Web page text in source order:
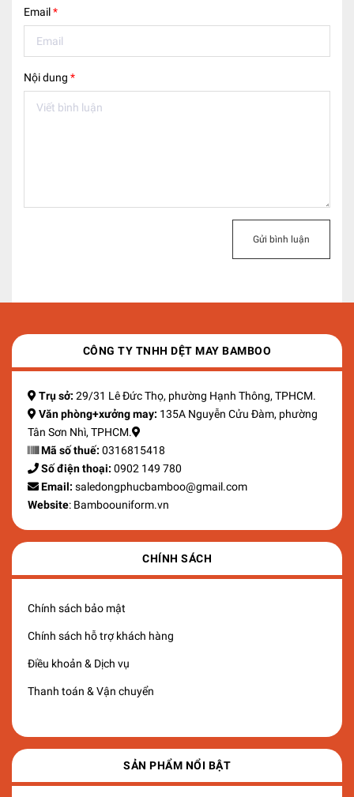
Email*
Nội dung *
Gửi bình luận
CÔNG TY TNHH DỆT MAY BAMBOO
Trụ sở: 29/31 Lê Đức Thọ, phường Hạnh Thông, TPHCM.
Văn phòng+xưởng may: 135A Nguyễn Cửu Đàm, phường
Tân Sơn Nhì, TPHCM.
Mã số thuế: 0316815418
Số điện thoại: 0902 149 780
Email: saledongphucbamboo@gmail.com
Website: Bamboouniform.vn
CHÍNH SÁCH
Chính sách bảo mật
Chính sách hỗ trợ khách hàng
Điều khoản & Dịch vụ
Thanh toán & Vận chuyển
SẢN PHẨM NỔI BẬT